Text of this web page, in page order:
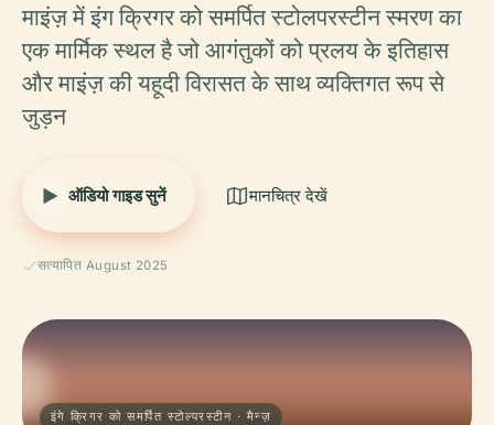
माइंज़ में इंग क्रिगर को समर्पित स्टोलपरस्टीन स्मरण का
एक मार्मिक स्थल है जो आगंतुकों को प्रलय के इतिहास
और माइंज़ की यहूदी विरासत के साथ व्यक्तिगत रूप से
जुड़न
ऑडियो गाइड सुनें मानचित्र देखें
सत्यापित August 2025
इंगे क्रिगर को समर्पित स्टोल्परस्टीन · मैन्ज़